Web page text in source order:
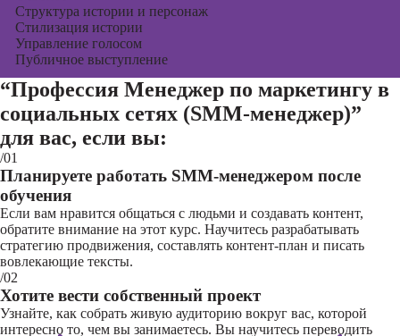
Структура истории и персонаж
Стилизация истории
Управление голосом
Публичное выступление
“Профессия Менеджер по маркетингу в
социальных сетях (SMM-менеджер)”
для вас, если вы:
/01
Планируете работать SMM-менеджером после
обучения
Если вам нравится общаться с людьми и создавать контент,
обратите внимание на этот курс. Научитесь разрабатывать
стратегию продвижения, составлять контент-план и писать
вовлекающие тексты.
/02
Хотите вести собственный проект
Узнайте, как собрать живую аудиторию вокруг вас, которой
интересно то, чем вы занимаетесь. Вы научитесь переводить